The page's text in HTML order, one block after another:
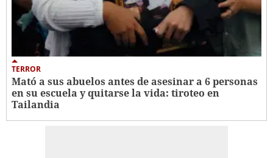
TERROR
Mató a sus abuelos antes de asesinar a 6 personas
en su escuela y quitarse la vida: tiroteo en
Tailandia